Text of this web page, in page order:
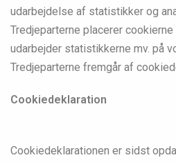
udarbejdelse af statistikker og
Tredjeparterne placerer
udarbejder statistikkerne mv. på
Tredjeparterne fremgår af
Cookiedeklaration
Cookiedeklarationen er sidst